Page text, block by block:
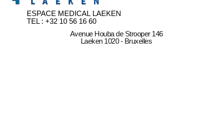
ESPACE MEDICAL LAEKEN
TEL : +32 10 56 16 60
Avenue Houba de Strooper 146
Laeken 1020 - Bruxelles